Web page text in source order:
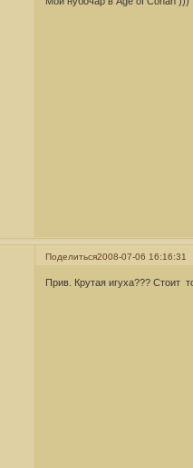
Поделиться2008-07-06 16:16:31
Прив. Крутая игуха??? Стоит